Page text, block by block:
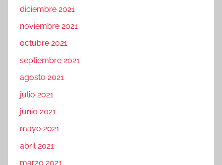
diciembre 2021
noviembre 2021
octubre 2021
septiembre 2021
agosto 2021
julio 2021
junio 2021
mayo 2021
abril 2021
marzo 2021